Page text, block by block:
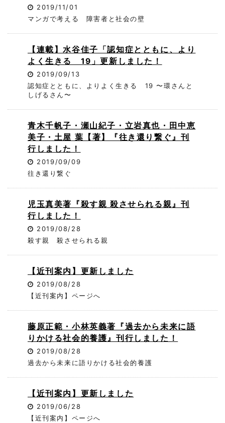
2019/11/01
マンガで考える 障害者と社会の壁
【連載】水谷佳子「認知症とともに、より
よく生きる 19」更新しました！
2019/09/13
認知症とともに、よりよく生きる 19 〜環さんと
しげるさん〜
青木千帆子・瀬山紀子・立岩真也・田中恵
美子・土屋 葉【著】『往き還り繋ぐ』刊
行しました！
2019/09/09
往き還り繋ぐ
児玉真美著『殺す親 殺させられる親』刊
行しました！
2019/08/28
殺す親 殺させられる親
【近刊案内】更新しました
2019/08/28
【近刊案内】ページへ
藤原正範・小林英義著『過去から未来に語
りかける社会的養護』刊行しました！
2019/08/28
過去から未来に語りかける社会的養護
【近刊案内】更新しました
2019/06/28
【近刊案内】ページへ